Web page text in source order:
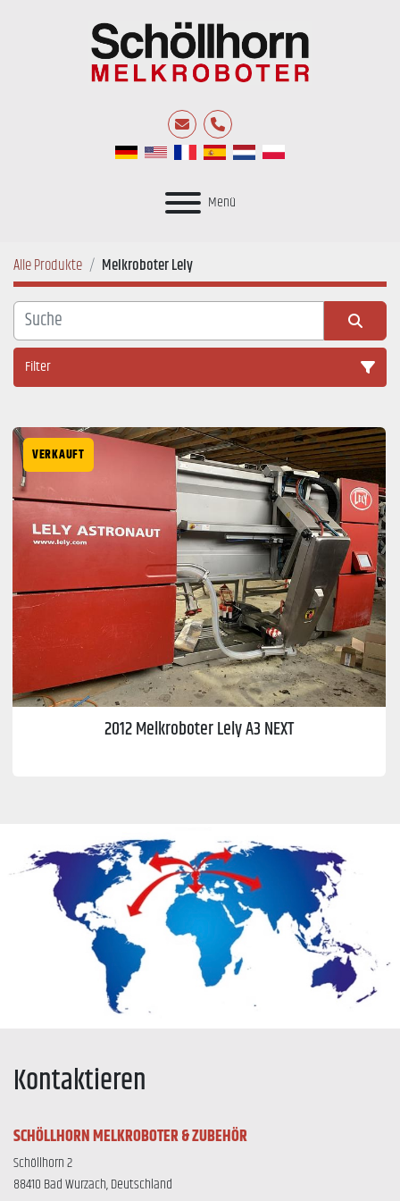
E-Mail Telefon
Menü
Alle Produkte Melkroboter Lely
Filter
Alle Kategorien
Sortieren nach
VERKAUFT
2012 Melkroboter Lely A3 NEXT
Kontaktieren
SCHÖLLHORN MELKROBOTER & ZUBEHÖR
Schöllhorn 2
88410 Bad Wurzach, Deutschland